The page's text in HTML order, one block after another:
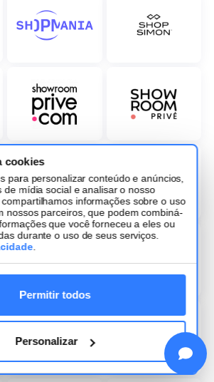
cookies
para personalizar conteúdo e anúncios,
de mídia social e analisar o nosso
informações sobre o uso
nossos parceiros, que podem combiná-
que você forneceu a eles ou
durante o uso de seus serviços.
Permitir todos
Personalizar